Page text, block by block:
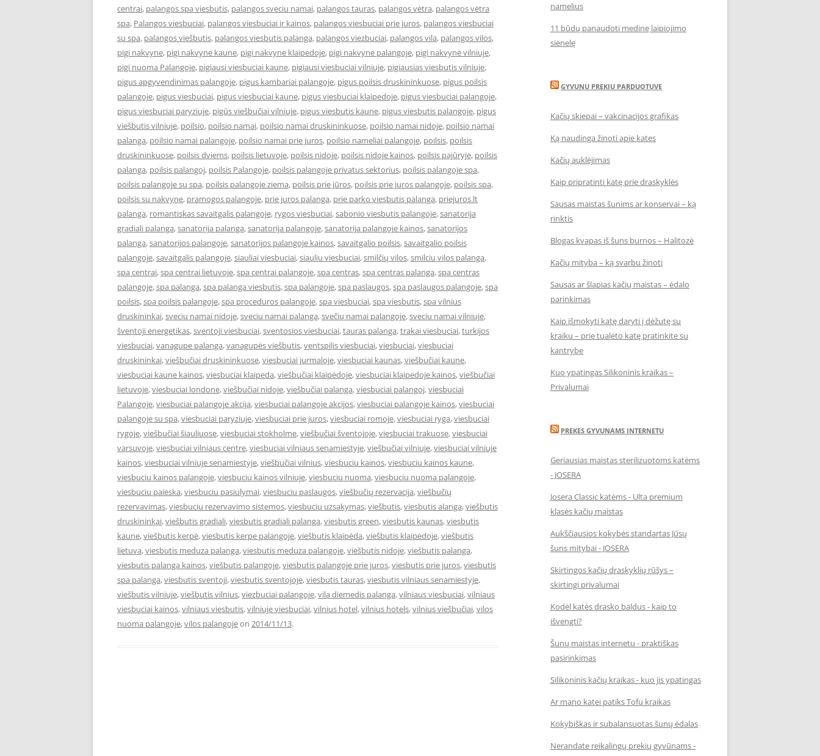
centrai, palangos spa viesbutis, palangos sveciu namai, palangos tauras, palangos vėtra, palangos vėtra
spa, Palangos viesbuciai, palangos viesbuciai ir kainos, palangos viesbuciai prie juros, palangos viesbuciai
su spa, palangos viešbutis, palangos viesbutis palanga, palangos viezbuciai, palangos vila, palangos vilos,
pigi nakvyne, pigi nakvyne kaune, pigi nakvyne klaipedoje, pigi nakvyne palangoje, pigi nakvynė vilniuje,
pigi nuoma Palangoje, pigiausi viesbuciai kaune, pigiausi viesbuciai vilniuje, pigiausias viesbutis vilniuje,
pigus apgyvendinimas palangoje, pigus kambariai palangoje, pigus poilsis druskininkuose, pigus poilsis
palangoje, pigus viesbuciai, pigus viesbuciai kaune, pigus viesbuciai klaipedoje, pigus viesbuciai palangoje,
pigus viesbuciai paryziuje, pigūs viešbučiai vilniuje, pigus viesbutis kaune, pigus viesbutis palangoje, pigus
viešbutis vilniuje, poilsio, poilsio namai, poilsio namai druskininkuose, poilsio namai nidoje, poilsio namai
palanga, poilsio namai palangoje, poilsio namai prie juros, poilsio nameliai palangoje, poilsis, poilsis
druskininkuose, poilsis dviems, poilsis lietuvoje, poilsis nidoje, poilsis nidoje kainos, poilsis pajūryje, poilsis
palanga, poilsis palangoj, poilsis Palangoje, poilsis palangoje privatus sektorius, poilsis palangoje spa,
poilsis palangoje su spa, poilsis palangoje ziema, poilsis prie jūros, poilsis prie juros palangoje, poilsis spa,
poilsis su nakvyne, pramogos palangoje, prie juros palanga, prie parko viesbutis palanga, priejuros.lt
palanga, romantiskas savaitgalis palangoje, rygos viesbuciai,sabonio viesbutis palangoje,sanatorija
gradiali palanga,sanatorija palanga,sanatorija palangoje,sanatorija palangoje kainos,sanatorijos
palanga,sanatorijos palangoje,sanatorijos palangoje kainos,savaitgalio poilsis,savaitgalio poilsis
palangoje,savaitgalis palangoje,siauliai viesbuciai,siauliu viesbuciai,smilčių vilos,smilciu vilos palanga,
spa centrai,spa centrai lietuvoje,spa centrai palangoje,spa centras,spa centras palanga,spa centras
palangoje,spa palanga,spa palanga viesbutis,spa palangoje,spa paslaugos,spa paslaugos palangoje,spa
poilsis,spa poilsis palangoje,spa proceduros palangoje,spa viesbuciai,spa viesbutis,spa vilnius
druskininkai,sveciu namai nidoje,sveciu namai palanga,svečių namai palangoje,sveciu namai vilniuje,
šventoji energetikas,sventoji viesbuciai,sventosios viesbuciai,tauras palanga,trakai viesbuciai,turkijos
viesbuciai,vanagupe palanga,vanagupės viešbutis,ventspilis viesbuciai,viesbuciai,viesbuciai
druskininkai,viešbučiai druskininkuose,viesbuciai jurmaloje,viesbuciai kaunas,viešbučiai kaune,
viesbuciai kaune kainos,viesbuciai klaipeda,viešbučiai klaipėdoje,viesbuciai klaipedoje kainos,viešbučiai
lietuvoje,viesbuciai londone,viešbučiai nidoje,viešbučiai palanga,viesbuciai palangoj,viesbuciai
Palangoje,viesbuciai palangoje akcija,viesbuciai palangoje akcijos,viesbuciai palangoje kainos,viesbuciai
palangoje su spa,viesbuciai paryziuje,viesbuciai prie juros,viesbuciai romoje,viesbuciai ryga,viesbuciai
rygoje,viešbučiai šiauliuose,viesbuciai stokholme,viešbučiai šventojoje,viesbuciai trakuose,viesbuciai
varsuvoje,viesbuciai vilniaus centre,viesbuciai vilniaus senamiestyje,viešbučiai vilniuje,viesbuciai vilniuje
kainos,viesbuciai vilniuje senamiestyje,viešbučiai vilnius,viesbuciu kainos,viesbuciu kainos kaune,
viesbuciu kainos palangoje,viesbuciu kainos vilniuje,viesbuciu nuoma,viesbuciu nuoma palangoje,
viesbuciu paieska,viesbuciu pasiulymai,viesbuciu paslaugos,viešbučių rezervacija,viešbučių
rezervavimas,viesbuciu rezervavimo sistemos,viesbuciu uzsakymas,viešbutis,viesbutis alanga,viešbutis
druskininkai,viešbutis gradiali,viesbutis gradiali palanga,viesbutis green,viesbutis kaunas,viesbutis
kaune,viešbutis kerpė,viesbutis kerpe palangoje,viešbutis klaipėda,viešbutis klaipėdoje,viešbutis
lietuva,viesbutis meduza palanga,viesbutis meduza palangoje,viešbutis nidoje,viešbutis palanga,
viesbutis palanga kainos,viešbutis palangoje,viesbutis palangoje prie juros,viesbutis prie juros,viesbutis
spa palanga,viesbutis sventoji,viesbutis sventojoje,viesbutis tauras,viesbutis vilniaus senamiestyje,
viešbutis vilniuje,viešbutis vilnius,viezbuciai palangoje,vila diemedis palanga,vilniaus viesbuciai,vilniaus
viesbuciai kainos,vilniaus viesbutis,vilniuje viesbuciai,vilnius hotel,vilnius hotels,vilnius viešbučiai,vilos
nuoma palangoje,vilos palangojeon 2014/11/13.
namelius
11 būdų panaudoti medinę laipiojimo
sienelę
GYVUNU PREKIU PARDUOTUVE
Kačių skiepai – vakcinacijos grafikas
Ką naudinga žinoti apie kates
Kačių auklėjimas
Kaip pripratinti katę prie draskyklės
Sausas maistas šunims ar konservai – ką
rinktis
Blogas kvapas iš šuns burnos – Halitozė
Kačių mityba – ką svarbu žinoti
Sausas ar šlapias kačių maistas – ėdalo
parinkimas
Kaip išmokyti katę daryti į dėžutę su
kraiku – prie tualeto katę pratinkite su
kantrybe
Kuo ypatingas Silikoninis kraikas –
Privalumai
PREKES GYVUNAMS INTERNETU
Geriausias maistas sterilizuotoms katėms
- JOSERA
Josera Classic katėms - Ulta premium
klasės kačių maistas
Aukščiausios kokybės standartas Jūsų
šuns mitybai - JOSERA
Skirtingos kačių draskyklių rūšys –
skirtingi privalumai
Kodėl katės drasko baldus - kaip to
išvengti?
Šunų maistas internetu - praktiškas
pasirinkimas
Silikoninis kačių kraikas - kuo jis ypatingas
Ar mano katei patiks Tofu kraikas
Kokybiškas ir subalansuotas šunų ėdalas
Nerandate reikalingų prekių gyvūnams -